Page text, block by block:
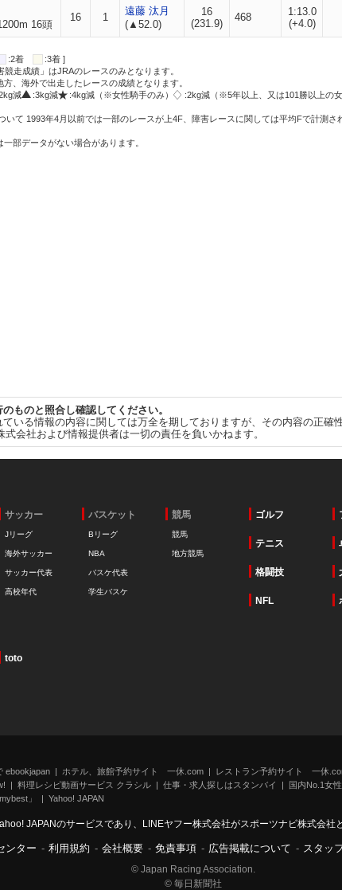
16頭
16 1
遠藤 汰月
(▲52.0)
16
(231.9)
468
1:13.0
(+4.0)
:2着
:3着 ]
走成績」はJRAのレースのみとなります。
、海外で出走したレースの成績となります。
減 :3kg減 :4kg減（※女性騎手のみ）
:2kg減（※5年以上、又は101勝以上の
て 1993年4月以前では一部のレースが上4F、障害レースに関しては平均Fで計測さ
部データがない場合があります。
のものと照合し確認してください。
いる情報の内容に関しては万全を期しておりますが、その内容の正
会社および情報提供者は一切の責任を負いかねます。
サッカー
Jリーグ
海外サッカー
サッカー代表
高校年代
バスケット
Bリーグ
NBA
バスケ代表
学生バスケ
競馬
競馬
地方競馬
ゴルフ
テニス
格闘技
NFL
toto
ebookjapan
ホテル、旅館予約サイト 一休.com
レストラン予約サイト 一休
料理レシピ動画サービス クラシル 仕事・求人探しはスタンバイ
国内No.1女
」
Yahoo! JAPAN
JAPANのサービスであり、LINEヤフー株式会社がスポーツナビ株式会社
ンター - 利用規約 - 会社概要 - 免責事項 - 広告掲載について - スタッ
© Japan Racing Association.
© 毎日新聞社